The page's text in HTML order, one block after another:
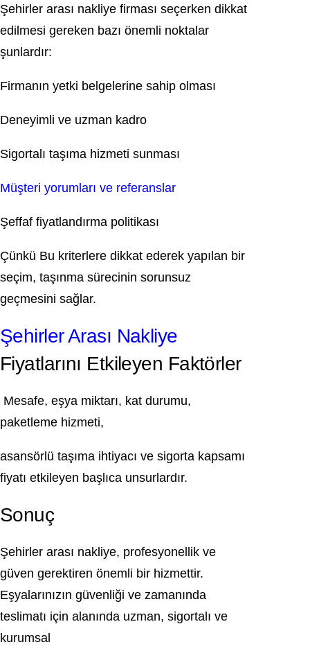
Şehirler arası nakliye firması seçerken dikkat
edilmesi gereken bazı önemli noktalar
şunlardır:
Firmanın yetki belgelerine sahip olması
Deneyimli ve uzman kadro
Sigortalı taşıma hizmeti sunması
Müşteri yorumları ve referanslar
Şeffaf fiyatlandırma politikası
Çünkü Bu kriterlere dikkat ederek yapılan bir
seçim, taşınma sürecinin sorunsuz
geçmesini sağlar.
Şehirler Arası Nakliye
Fiyatlarını Etkileyen Faktörler
Mesafe, eşya miktarı, kat durumu,
paketleme hizmeti,
asansörlü taşıma ihtiyacı ve sigorta kapsamı
fiyatı etkileyen başlıca unsurlardır.
Sonuç
Şehirler arası nakliye, profesyonellik ve
güven gerektiren önemli bir hizmettir.
Eşyalarınızın güvenliği ve zamanında
teslimatı için alanında uzman, sigortalı ve
kurumsal